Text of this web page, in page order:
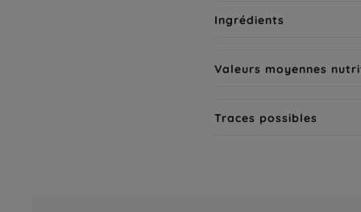
Ingrédients
Valeurs moyennes
Traces possibles